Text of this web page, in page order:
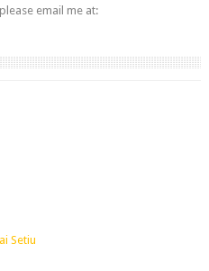
email me at:
Setiu